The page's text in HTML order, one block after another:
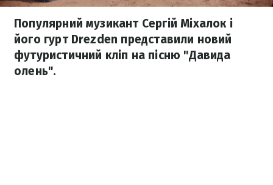
Популярний музикант Сергій Міхалок і
його гурт Drezden представили новий
футуристичний кліп на пісню "Давида
олень".